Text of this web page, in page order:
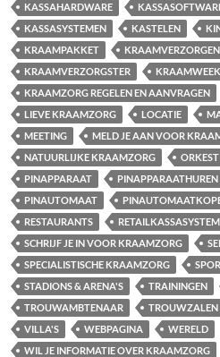
KASSAHARDWARE
KASSASYSTEMEN
KASTELEN
KRAAMPAKKET
KRAAMVERZORGSTER
KRAAMWEEK
KRAAMZORG REGELEN EN AANVRAGEN
LIEVE KRAAMZORG
LOCATIE
MEETING
MELD JE AAN VOOR
NATUURLIJKE KRAAMZORG
ORKEST
PINAPPARAAT
PINAPPARAATHUREN
PINAUTOMAAT
RESTAURANTS
SCHRIJF JE IN VOOR KRAAMZORG
SPECIALISTISCHE KRAAMZORG
STADIONS & ARENA'S
TRAININGEN
TROUWAMBTENAAR
TROUWZALEN
VILLA'S
WEBPAGINA
WERELD
WIL JE INFORMATIE OVER KRAAMZORG